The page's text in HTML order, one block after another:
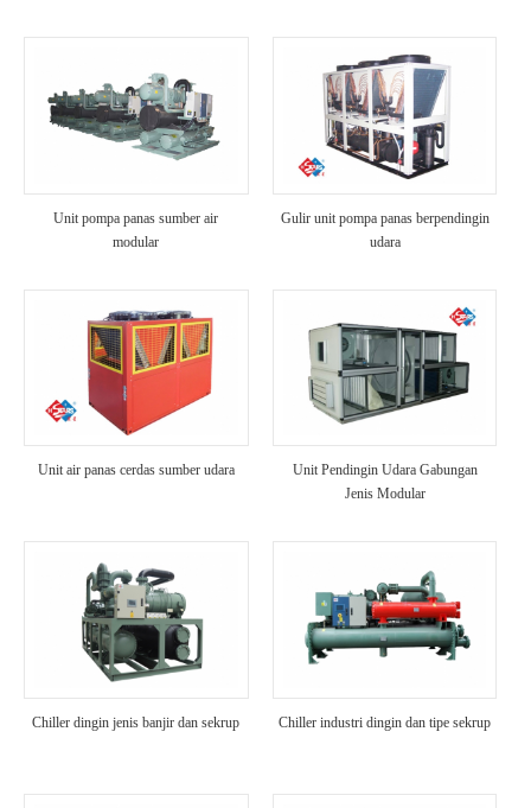
Unit pompa panas sumber air
modular
Gulir unit pompa panas berpendingin
udara
Unit air panas cerdas sumber udara
Unit Pendingin Udara Gabungan
Jenis Modular
Chiller dingin jenis banjir dan sekrup Chiller industri dingin dan tipe sekrup